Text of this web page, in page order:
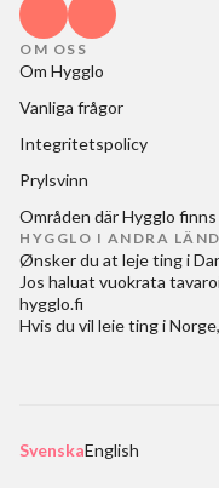
OM OSS
Om Hygglo
Vanliga frågor
Integritetspolicy
Prylsvinn
Områden där Hygglo finns
HYGGLO I ANDRA
Ønsker du at leje ting i
Jos haluat vuokrata
hygglo.fi
Hvis du vil leie ting i Norge
SvenskaEnglish